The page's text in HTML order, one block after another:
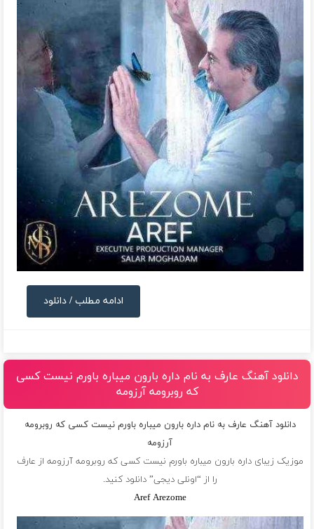
ادامه مطلب / دانلود
دانلود آهنگ عارف به نام داره بارون میباره باورم نیست کسی
که روبرومه آرزومه
دانلود آهنگ عارف به نام داره بارون میباره باورم نیست کسی که روبرومه
آرزومه
موزیک زیبای داره بارون میباره باورم نیست کسی که روبرومه آرزومه از عارف
را از “اونلی دیجی” دانلود کنید.
Aref Arezome